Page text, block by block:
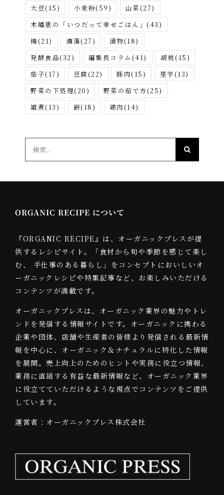
大豆(15) 小麦粉(59) 山菜(27)
木幡恵の「いつだって幸せごはん」 (43)
梅(21) 海藻(27) 漬物(18)
発酵食品(32) 編集長コラム (41) 胡桃(15)
茄子(17) 豆腐(22) 豚肉(15) 里芋(13)
野菜の下処理(20) 野菜の茹で方(25)
雑煮(13) 餅(18) 鶏肉(14)
ORGANIC RECIPE について
『ORGANIC RECIPE』は、オーガニックプレスが提
供するレシピサイト。「食材から旬や季節を感じて楽し
む、 手仕事のある暮らし」をコンセプトにおいしいオ
ーガニックレシピや特集記事など、お楽しみいただける
コンテンツが満載です。
オーガニックプレスは、オーガニック業界の魅力やトレ
ンドを発信する情報サイトです。オーガニックに携わる
企業や団体、店舗や生産者の皆様より発信される最新情
報を中心に、オーガニック＆ナチュラルに特化した情報
を展開。売上向上のためのヒントや実務に役立つ情報、
業務に直結する有益な最新情報など、オーガニック業界
に役立てていただけるような視点でコンテンツをご提供
しています。
運営者：オーガニックプレス株式会社